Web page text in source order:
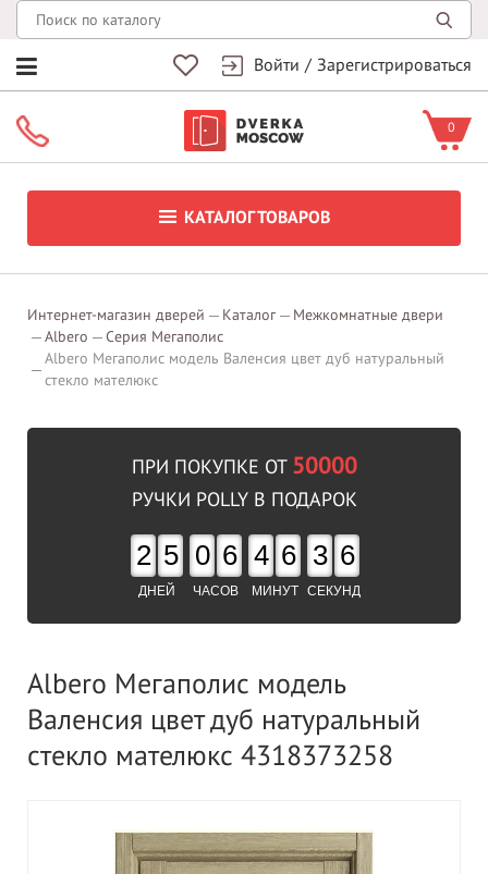
Войти / Зарегистрироваться
0
КАТАЛОГ ТОВАРОВ
Интернет-магазин дверей Каталог
Межкомнатные двери
Albero
Серия Мегаполис
Albero Мегаполис модель Валенсия цвет дуб натуральный
стекло мателюкс
ПРИ ПОКУПКЕ ОТ 50000
РУЧКИ POLLY В ПОДАРОК
2 5
ДНЕЙ
0 6
ЧАСОВ
4 6
МИНУТ
3 5
СЕКУНД
Albero Мегаполис модель
Валенсия цвет дуб натуральный
стекло мателюкс 4318373258